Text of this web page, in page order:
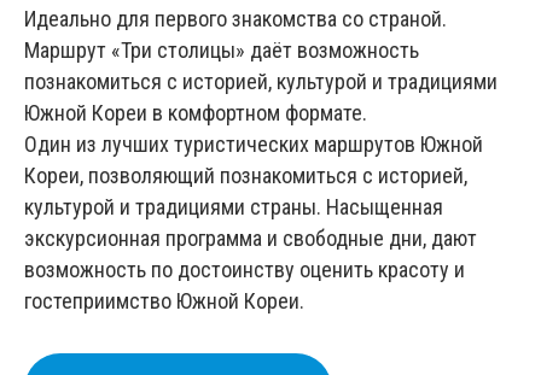
Идеально для первого знакомства со страной.
Маршрут «Три столицы» даёт возможность
познакомиться с историей, культурой и традициями
Южной Кореи в комфортном формате.
Один из лучших туристических маршрутов Южной
Кореи, позволяющий познакомиться с историей,
культурой и традициями страны. Насыщенная
экскурсионная программа и свободные дни, дают
возможность по достоинству оценить красоту и
гостеприимство Южной Кореи.